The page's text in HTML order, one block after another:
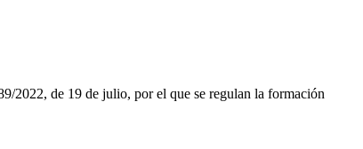
2022, de 19 de julio, por el que se regulan la formación